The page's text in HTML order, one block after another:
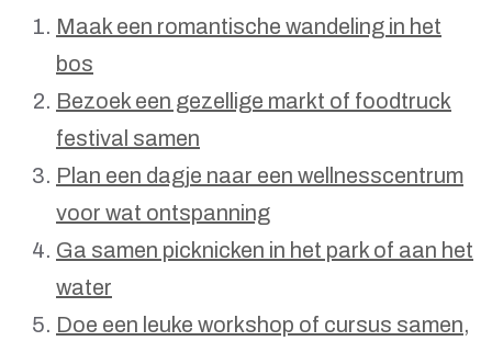
Maak een romantische wandeling in het
bos
Bezoek een gezellige markt of foodtruck
festival samen
Plan een dagje naar een wellnesscentrum
voor wat ontspanning
Ga samen picknicken in het park of aan het
water
Doe een leuke workshop of cursus samen,